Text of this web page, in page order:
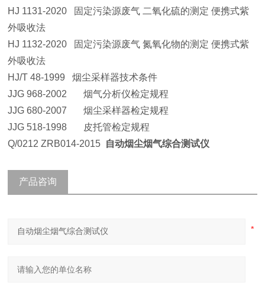
HJ 1131-2020 固定污染源废气 二氧化硫的测定 便携式紫
外吸收法
HJ 1132-2020 固定污染源废气 氮氧化物的测定 便携式紫
外吸收法
HJ/T 48-1999 烟尘采样器技术条件
JJG 968-2002 烟气分析仪检定规程
JJG 680-2007 烟尘采样器检定规程
JJG 518-1998 皮托管检定规程
Q/0212 ZRB014-2015 自动烟尘烟气综合测试仪
产品咨询